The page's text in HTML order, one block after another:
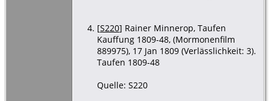
[S220] Rainer Minnerop, Taufen
Kauffung 1809-48, (Mormonenfilm
889975), 17 Jan 1809 (Verlässlichkeit: 3).
Taufen 1809-48
Quelle: S220